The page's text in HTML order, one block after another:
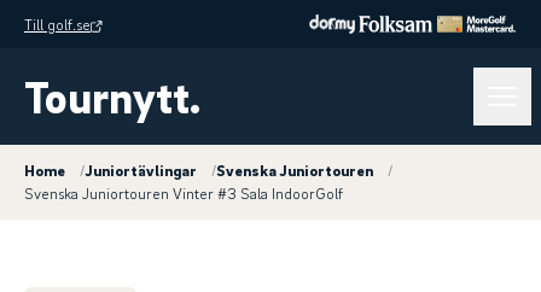
Till golf.se
Tournytt.
Home /Juniortävlingar /Svenska Juniortouren
/
Svenska Juniortouren Vinter #3 Sala IndoorGolf